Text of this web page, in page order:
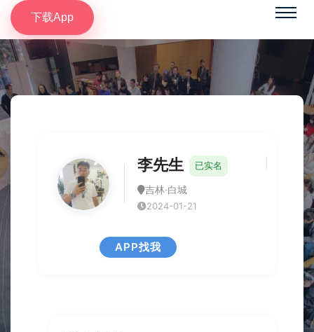
下载App
李先生 已实名
吉林·白城
2024-01-21
APP找我